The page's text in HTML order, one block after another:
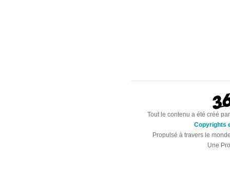
Tout le contenu a été créé
Copyrights
Propulsé à travers le
Une